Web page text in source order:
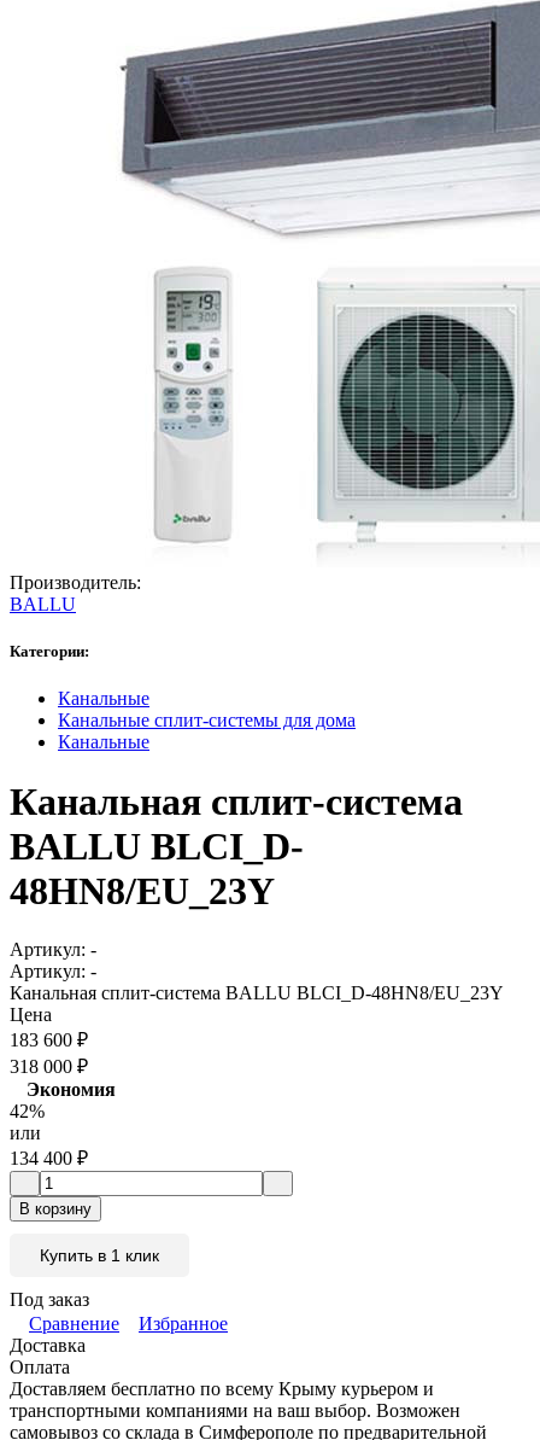
Производитель:
BALLU
Категории:
Канальные
Канальные сплит-системы для дома
Канальные
Канальная сплит-система
BALLU BLCI_D-
48HN8/EU_23Y
Артикул: -
Артикул: -
Канальная сплит-система BALLU BLCI_D-48HN8/EU_23Y
Цена
183 600 ₽
318 000 ₽
Экономия
42%
или
134 400 ₽
В корзину
Купить в 1 клик
Под заказ
Сравнение
Избранное
Доставка
Оплата
Доставляем бесплатно по всему Крыму курьером и
транспортными компаниями на ваш выбор. Возможен
самовывоз со склада в Симферополе по предварительной